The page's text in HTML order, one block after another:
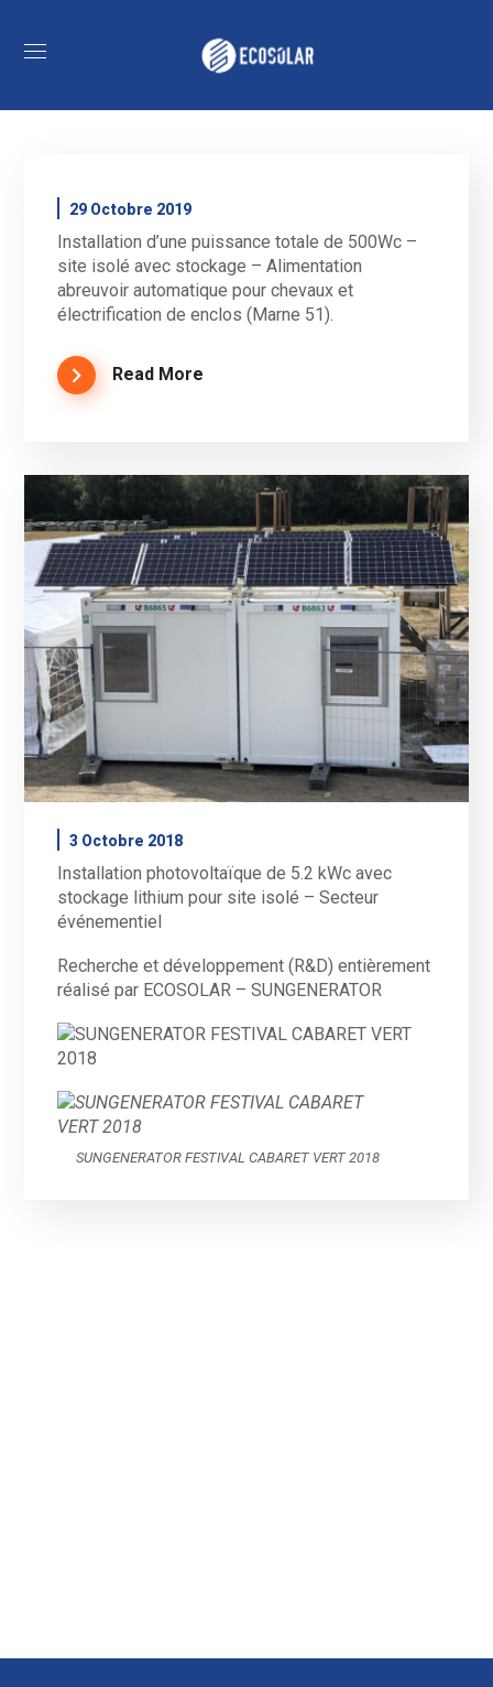
29 Octobre 2019
Installation d’une puissance totale de 500Wc –
site isolé avec stockage – Alimentation
abreuvoir automatique pour chevaux et
électrification de enclos (Marne 51).
Read More
3 Octobre 2018
Installation photovoltaïque de 5.2 kWc avec
stockage lithium pour site isolé – Secteur
événementiel
Recherche et développement (R&D) entièrement
réalisé par ECOSOLAR – SUNGENERATOR
SUNGENERATOR FESTIVAL CABARET VERT 2018